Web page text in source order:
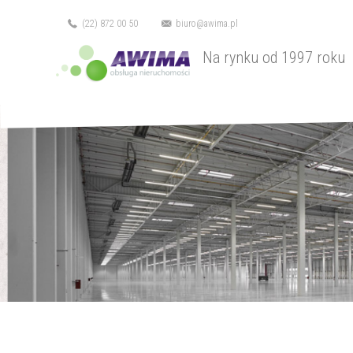
(22) 872 00 50 biuro@awima.pl
Na rynku od 1997 roku